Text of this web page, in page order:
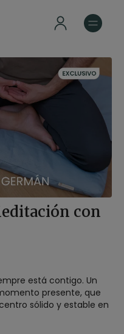
con
está contigo. Un
presente, que
sólido y estable en